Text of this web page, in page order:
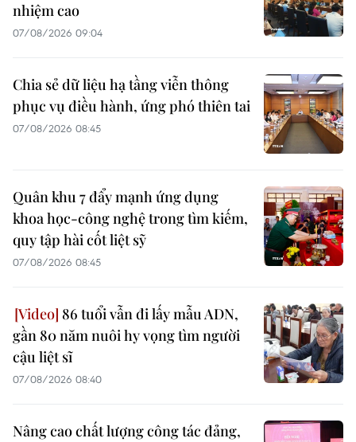
nhiệm cao
07/08/2026 09:04
Chia sẻ dữ liệu hạ tầng viễn thông
phục vụ điều hành, ứng phó thiên tai
07/08/2026 08:45
Quân khu 7 đẩy mạnh ứng dụng
khoa học-công nghệ trong tìm kiếm,
quy tập hài cốt liệt sỹ
07/08/2026 08:45
86 tuổi vẫn đi lấy mẫu ADN,
gần 80 năm nuôi hy vọng tìm người
cậu liệt sĩ
07/08/2026 08:40
Nâng cao chất lượng công tác đảng,